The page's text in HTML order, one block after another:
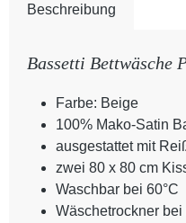
Beschreibung
Bassetti Bettwäsche
Farbe: Beige
100% Mako-Satin
ausgestattet mit
zwei 80 x 80 cm
Waschbar bei 60°C
Wäschetrockner